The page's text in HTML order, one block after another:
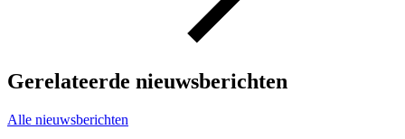
Gerelateerde nieuwsberichten
Alle nieuwsberichten